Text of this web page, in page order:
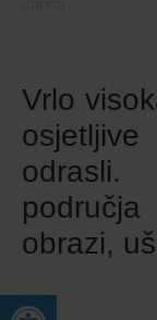
Open toolbar
Vrlo
obrazi,